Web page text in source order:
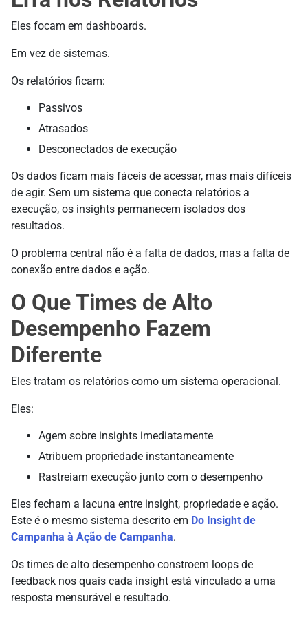
Eles focam em dashboards.
Em vez de sistemas.
Os relatórios ficam:
Passivos
Atrasados
Desconectados de execução
Os dados ficam mais fáceis de acessar, mas mais difíceis
de agir. Sem um sistema que conecta relatórios a
execução, os insights permanecem isolados dos
resultados.
O problema central não é a falta de dados, mas a falta de
conexão entre dados e ação.
O Que Times de Alto
Desempenho Fazem
Diferente
Eles tratam os relatórios como um sistema operacional.
Eles:
Agem sobre insights imediatamente
Atribuem propriedade instantaneamente
Rastreiam execução junto com o desempenho
Eles fecham a lacuna entre insight, propriedade e ação.
Este é o mesmo sistema descrito em Do Insight de
Campanha à Ação de Campanha.
Os times de alto desempenho constroem loops de
feedback nos quais cada insight está vinculado a uma
resposta mensurável e resultado.